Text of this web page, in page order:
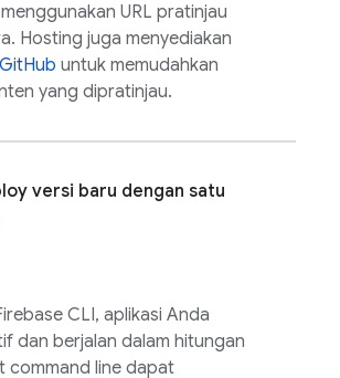
URL pratinjau
Hosting juga menyediakan
untuk memudahkan
yang dipratinjau.
versi baru dengan satu
CLI, aplikasi Anda
dan berjalan dalam hitungan
command line dapat